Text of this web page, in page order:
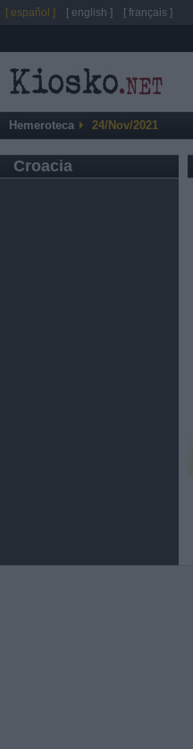
Hemeroteca 24/Nov/2021
Croacia
[ español ] [ english ] [ français ]